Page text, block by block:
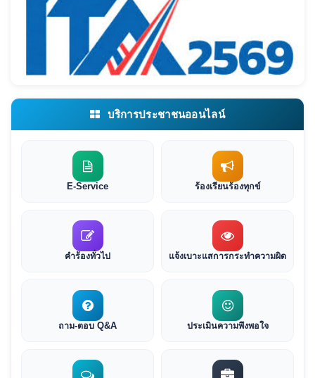
บริการประชาชนออนไลน์
E-Service ร้องเรียนร้องทุกข์
คำร้องทั่วไป แจ้งเบาะแสการกระทำความผิด
ถาม-ตอบ Q&A ประเมินความพึงพอใจ